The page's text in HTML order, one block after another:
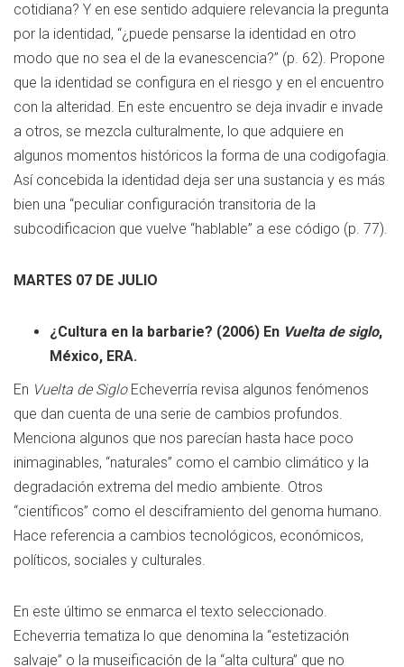
cotidiana? Y en ese sentido adquiere relevancia la pregunta
por la identidad, “¿puede pensarse la identidad en otro
modo que no sea el de la evanescencia?” (p. 62). Propone
que la identidad se configura en el riesgo y en el encuentro
con la alteridad. En este encuentro se deja invadir e invade
a otros, se mezcla culturalmente, lo que adquiere en
algunos momentos históricos la forma de una codigofagia.
Así concebida la identidad deja ser una sustancia y es más
bien una “peculiar configuración transitoria de la
subcodificacion que vuelve “hablable” a ese código (p. 77).
MARTES 07 DE JULIO
¿Cultura en la barbarie? (2006) En Vuelta de siglo,
México, ERA.
En Vuelta de SigloEcheverría revisa algunos fenómenos
que dan cuenta de una serie de cambios profundos.
Menciona algunos que nos parecían hasta hace poco
inimaginables, “naturales” como el cambio climático y la
degradación extrema del medio ambiente. Otros
“científicos” como el desciframiento del genoma humano.
Hace referencia a cambios tecnológicos, económicos,
políticos, sociales y culturales.
En este último se enmarca el texto seleccionado.
Echeverria tematiza lo que denomina la “estetización
salvaje” o la museificación de la “alta cultura” que no